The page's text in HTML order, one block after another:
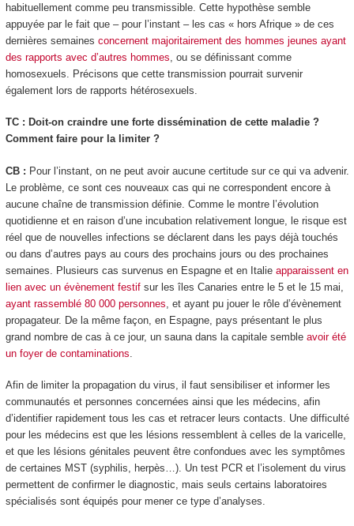
habituellement comme peu transmissible. Cette hypothèse semble
appuyée par le fait que – pour l’instant – les cas « hors Afrique » de ces
dernières semaines concernent majoritairement des hommes jeunes ayant
des rapports avec d’autres hommes , ou se définissant comme
homosexuels. Précisons que cette transmission pourrait survenir
également lors de rapports hétérosexuels.
TC : Doit-on craindre une forte dissémination de cette maladie ?
Comment faire pour la limiter ?
CB : Pour l’instant, on ne peut avoir aucune certitude sur ce qui va advenir.
Le problème, ce sont ces nouveaux cas qui ne correspondent encore à
aucune chaîne de transmission définie. Comme le montre l’évolution
quotidienne et en raison d’une incubation relativement longue, le risque est
réel que de nouvelles infections se déclarent dans les pays déjà touchés
ou dans d’autres pays au cours des prochains jours ou des prochaines
semaines. Plusieurs cas survenus en Espagne et en Italie apparaissent en
lien avec un évènement festifsur les îles Canaries entre le 5 et le 15 mai,
ayant rassemblé 80 000 personnes , et ayant pu jouer le rôle d’évènement
propagateur. De la même façon, en Espagne, pays présentant le plus
grand nombre de cas à ce jour, un sauna dans la capitale semble avoir été
un foyer de contaminations
Afin de limiter la propagation du virus, il faut sensibiliser et informer les
communautés et personnes concernées ainsi que les médecins, afin
d’identifier rapidement tous les cas et retracer leurs contacts. Une difficulté
pour les médecins est que les lésions ressemblent à celles de la varicelle,
et que les lésions génitales peuvent être confondues avec les symptômes
de certaines MST (syphilis, herpès…). Un test PCR et l’isolement du virus
permettent de confirmer le diagnostic, mais seuls certains laboratoires
spécialisés sont équipés pour mener ce type d’analyses.